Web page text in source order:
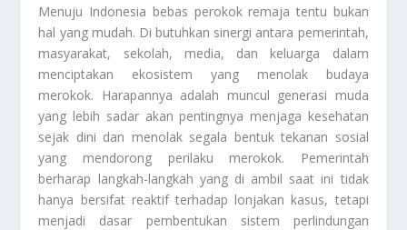
Menuju Indonesia bebas perokok remaja tentu bukan
hal yang mudah. Di butuhkan sinergi antara pemerintah,
masyarakat, sekolah, media, dan keluarga dalam
menciptakan ekosistem yang menolak budaya
merokok. Harapannya adalah muncul generasi muda
yang lebih sadar akan pentingnya menjaga kesehatan
sejak dini dan menolak segala bentuk tekanan sosial
yang mendorong perilaku merokok. Pemerintah
berharap langkah-langkah yang di ambil saat ini tidak
hanya bersifat reaktif terhadap lonjakan kasus, tetapi
menjadi dasar pembentukan sistem perlindungan